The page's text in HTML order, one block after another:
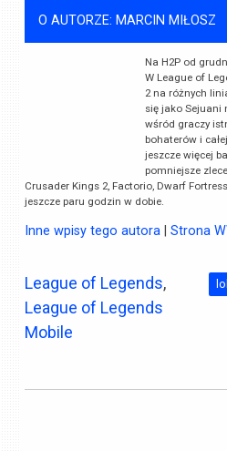
O AUTORZE: MARCIN MIŁOSZ
Na H2P od
W League of
2 na różnych
się jako Sejuani
wśród graczy
bohaterów i
jeszcze więcej
pomniejsze
Crusader Kings 2, Factorio, Dwarf
jeszcze paru godzin w dobie.
Inne wpisy tego autora |Strona
League of Legends,
League of Legends
Mobile